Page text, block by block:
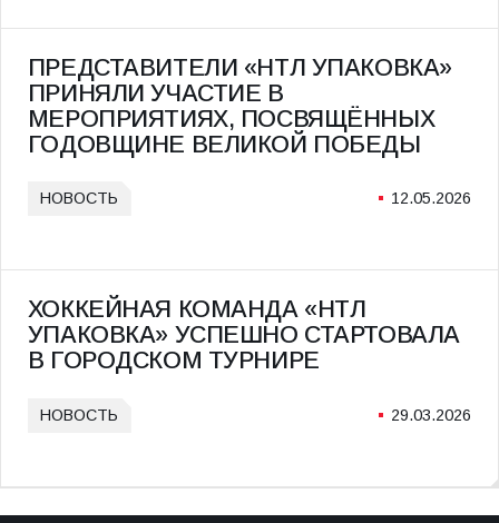
ПРЕДСТАВИТЕЛИ «НТЛ УПАКОВКА»
ПРИНЯЛИ УЧАСТИЕ В
МЕРОПРИЯТИЯХ, ПОСВЯЩЁННЫХ
ГОДОВЩИНЕ ВЕЛИКОЙ ПОБЕДЫ
НОВОСТЬ 12.05.2026
ХОККЕЙНАЯ КОМАНДА «НТЛ
УПАКОВКА» УСПЕШНО СТАРТОВАЛА
В ГОРОДСКОМ ТУРНИРЕ
НОВОСТЬ 29.03.2026